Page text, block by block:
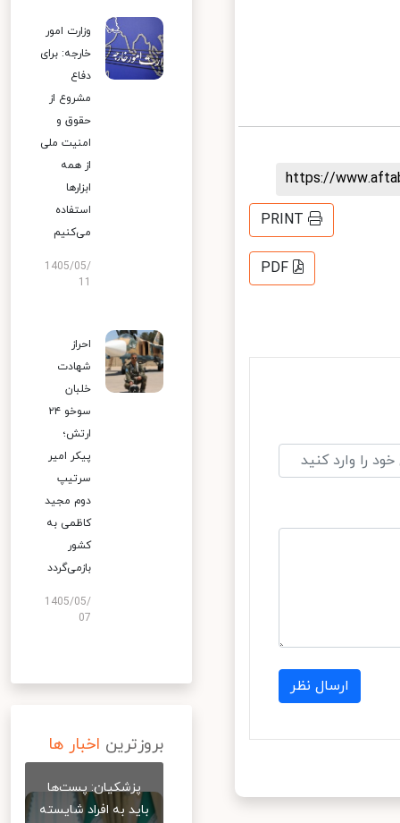
https://
PRINT
PDF
ارسال نظر
وزارت امور
خارجه: برای
دفاع
مشروع از
حقوق و
امنیت ملی
از همه
ابزارها
استفاده
می‌کنیم
1405/05/
احراز
شهادت
خلبان
سوخو ۲۴
ارتش؛
پیکر امیر
سرتیپ
دوم مجید
کاظمی به
کشور
بازمی‌گردد
1405/05/
07
بروزترین اخبار ها
پزشکیان: پست‌ها
باید به افراد شایسته